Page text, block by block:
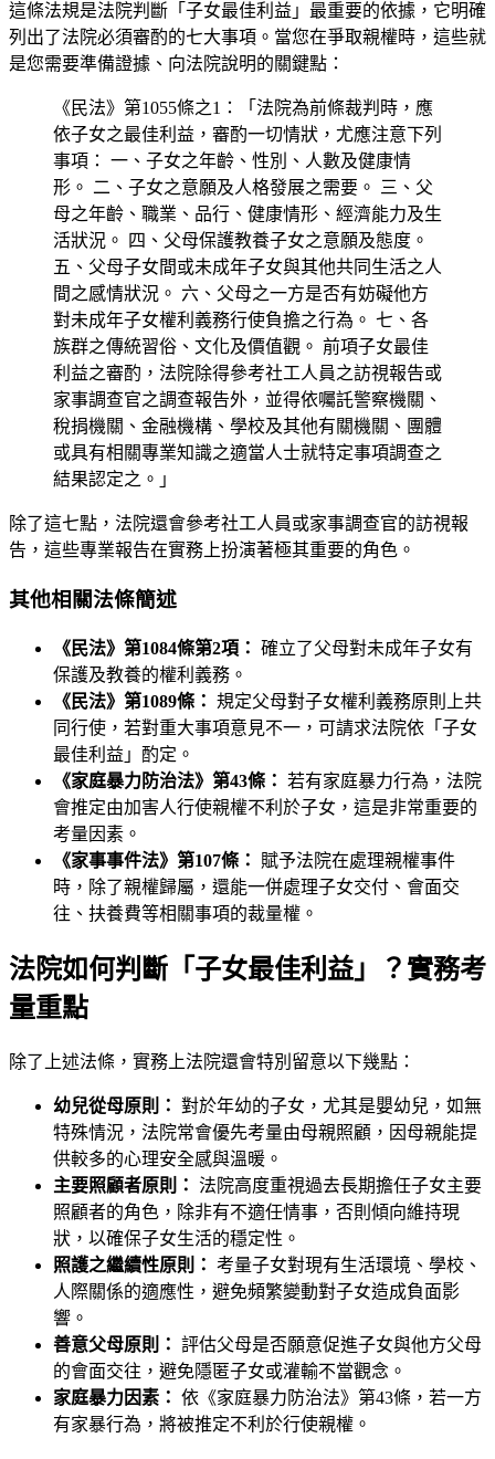
這條法規是法院判斷「子女最佳利益」最重要的依據，它明確
列出了法院必須審酌的七大事項。當您在爭取親權時，這些就
是您需要準備證據、向法院說明的關鍵點：
《民法》第1055條之1：「法院為前條裁判時，應
依子女之最佳利益，審酌一切情狀，尤應注意下列
事項： 一、子女之年齡、性別、人數及健康情
形。 二、子女之意願及人格發展之需要。 三、父
母之年齡、職業、品行、健康情形、經濟能力及生
活狀況。 四、父母保護教養子女之意願及態度。
五、父母子女間或未成年子女與其他共同生活之人
間之感情狀況。 六、父母之一方是否有妨礙他方
對未成年子女權利義務行使負擔之行為。 七、各
族群之傳統習俗、文化及價值觀。 前項子女最佳
利益之審酌，法院除得參考社工人員之訪視報告或
家事調查官之調查報告外，並得依囑託警察機關、
稅捐機關、金融機構、學校及其他有關機關、團體
或具有相關專業知識之適當人士就特定事項調查之
結果認定之。」
除了這七點，法院還會參考社工人員或家事調查官的訪視報
告，這些專業報告在實務上扮演著極其重要的角色。
其他相關法條簡述
《民法》第1084條第2項： 確立了父母對未成年子女有
保護及教養的權利義務。
《民法》第1089條： 規定父母對子女權利義務原則上共
同行使，若對重大事項意見不一，可請求法院依「子女
最佳利益」酌定。
《家庭暴力防治法》第43條： 若有家庭暴力行為，法院
會推定由加害人行使親權不利於子女，這是非常重要的
考量因素。
《家事事件法》第107條：
賦予法院在處理親權事件
時，除了親權歸屬，還能一併處理子女交付、會面交
往、扶養費等相關事項的裁量權。
法院如何判斷「子女最佳利益」？實務考
量重點
除了上述法條，實務上法院還會特別留意以下幾點：
幼兒從母原則： 對於年幼的子女，尤其是嬰幼兒，如無
特殊情況，法院常會優先考量由母親照顧，因母親能提
供較多的心理安全感與溫暖。
主要照顧者原則： 法院高度重視過去長期擔任子女主要
照顧者的角色，除非有不適任情事，否則傾向維持現
狀，以確保子女生活的穩定性。
照護之繼續性原則： 考量子女對現有生活環境、學校、
人際關係的適應性，避免頻繁變動對子女造成負面影
響。
善意父母原則： 評估父母是否願意促進子女與他方父母
的會面交往，避免隱匿子女或灌輸不當觀念。
家庭暴力因素： 依《家庭暴力防治法》第43條，若一方
有家暴行為，將被推定不利於行使親權。